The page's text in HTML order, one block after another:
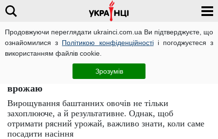
Продовжуючи переглядати ukrainci.com.ua Ви підтверджуєте, що
ознайомилися з Політикою конфіденційностіі погоджуєтеся з
використанням файлів cookie.
Зрозумів
Важливо
Кабачків вистачить на всю зиму: коли і як
правильно сіяти ці баштанні для класного
врожаю
Вирощування баштанних овочів не тільки
захоплююче, а й результативне. Однак, щоб
отримати рясний урожай, важливо знати, коли саме
посадити насіння